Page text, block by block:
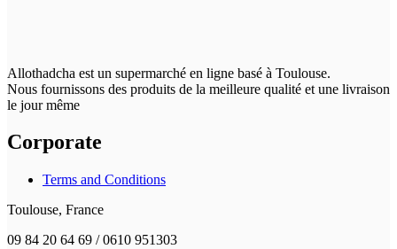
Allothadcha est un supermarché en ligne basé à Toulouse.
Nous fournissons des produits de la meilleure qualité et une livraison
le jour même
Corporate
Terms and Conditions
Toulouse, France
09 84 20 64 69 / 0610 951303